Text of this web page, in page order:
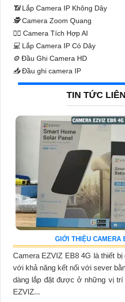
📶Lắp Camera IP Không Dây
🕵️Camera Zoom Quang
🧛‍♀️ Camera Tích Hợp AI
💻 Lắp Camera IP Có Dây
⚙️ Đầu Ghi Camera HD
📥Đầu ghi camera IP
TIN TỨC
GIỚI THIỆU CAMERA
Camera EZVIZ EB8 4G là thiết
với khả năng kết nối với sever
dàng lắp đặt được ở những vị trí
EZVIZ...